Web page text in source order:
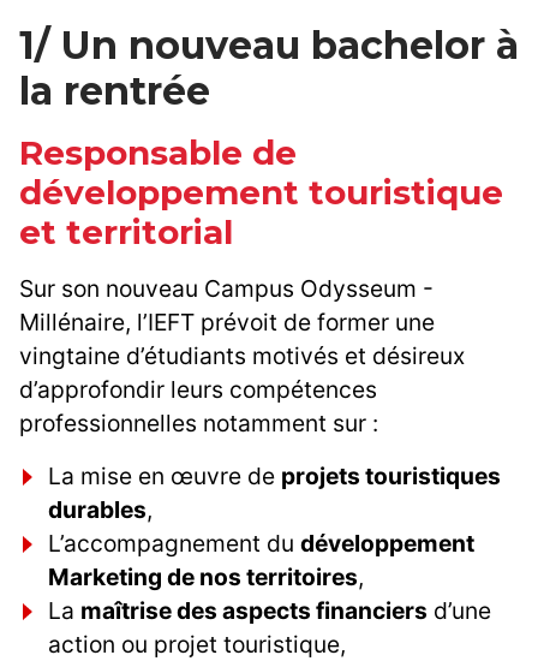
1/ Un nouveau bachelor à
la rentrée
Responsable de
développement touristique
et territorial
Sur son nouveau Campus Odysseum -
Millénaire, l’IEFT prévoit de former une
vingtaine d’étudiants motivés et désireux
d’approfondir leurs compétences
professionnelles notamment sur :
La mise en œuvre de projets touristiques
durables,
L’accompagnement du développement
Marketing de nos territoires,
La maîtrise des aspects financiers d’une
action ou projet touristique,